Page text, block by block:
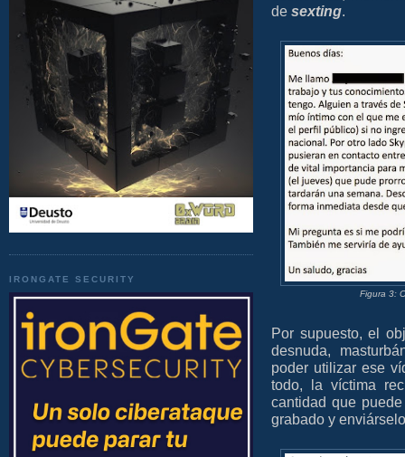
IRONGATE SECURITY
de sexting.
Figura 3:
Por supuesto, el
desnuda,
poder utilizar ese
todo, la víctima
cantidad que
grabado y